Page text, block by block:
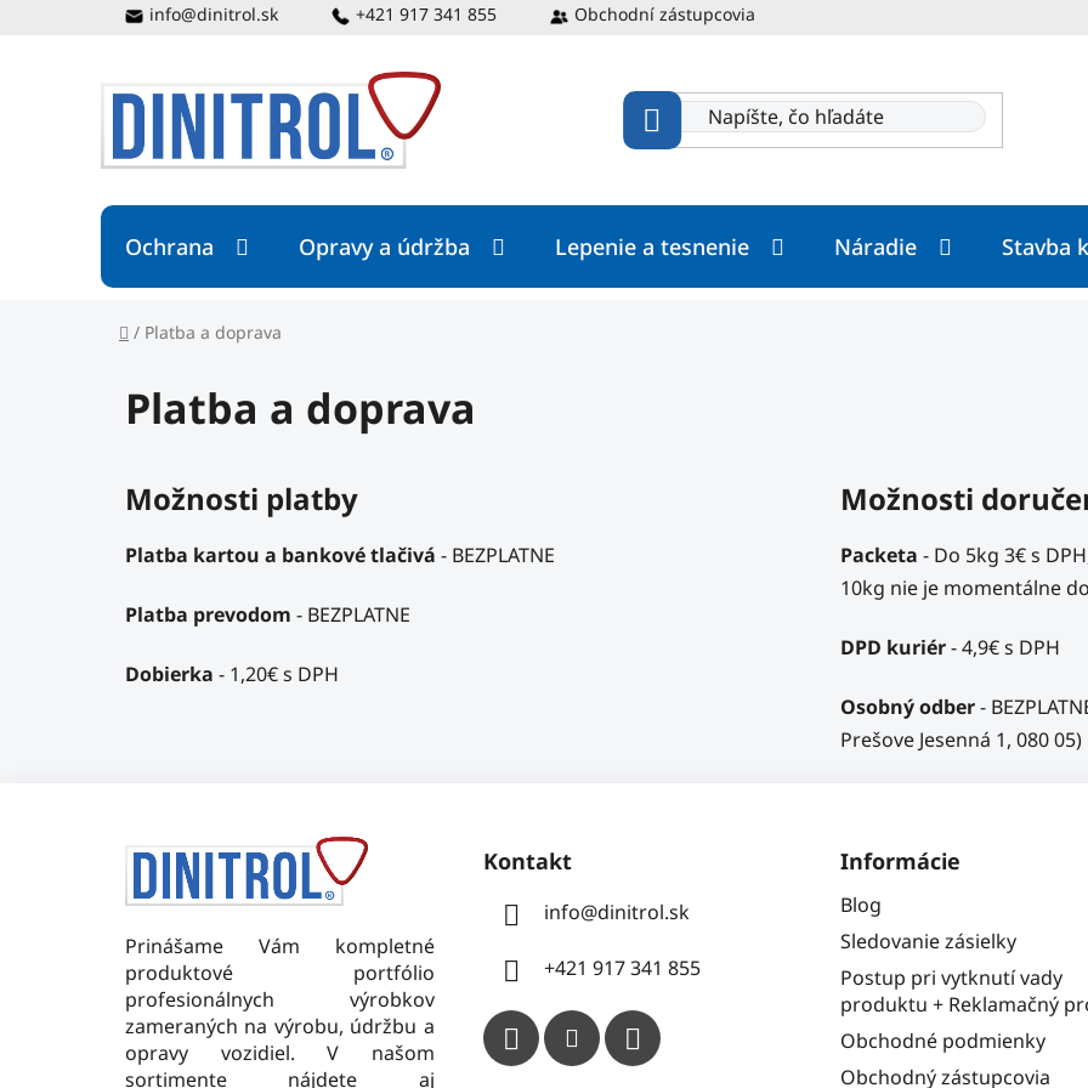
info@dinitrol.sk +421 917 341 855 Obchodní zástupcovia
Ochrana Opravy a údržba Lepenie a tesnenie Náradie Stavba
Domov
/ Platba a doprava
Platba a doprava
Možnosti platby
Platba kartou a bankové tlačivá - BEZPLATNE
Platba prevodom - BEZPLATNE
Dobierka - 1,20€ s DPH
Možnosti
Packeta - Do 5kg 3€ s
10kg nie je momentálne
DPD kuriér- 4,9€ s DPH
Osobný odber-
Prešove Jesenná 1, 080 05)
Prinášame Vám kompletné
produktové portfólio
profesionálnych výrobkov
zameraných na výrobu, údržbu a
opravy vozidiel. V našom
sortimente nájdete aj
Kontakt
info@dinitrol.sk
+421 917 341 855
Informácie
Blog
Sledovanie zásielky
Postup pri vytknutí vady
produktu + Reklamačný
Obchodné podmienky
Obchodný zástupcovia